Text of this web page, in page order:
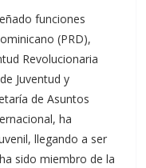
funciones
(PRD),
Revolucionaria
Juventud y
de Asuntos
ha
llegando a ser
sido miembro de la